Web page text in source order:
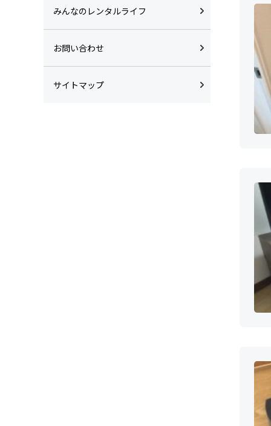
みんなのレンタルライフ
お問い合わせ
サイトマップ